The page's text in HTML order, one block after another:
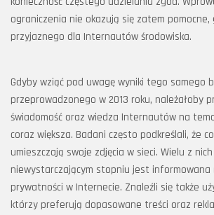
ograniczenia nie okazują się zatem
przyjaznego dla Internautów środowiska.
Gdyby wziąć pod uwagę wyniki tego samego
przeprowadzonego w 2013 roku, należałoby
świadomość oraz wiedza Internautów na
coraz większa. Badani często podkreślali, że
umieszczają swoje zdjęcia w sieci. Wielu z
niewystarczającym stopniu jest
prywatności w Internecie. Znaleźli się także
którzy preferują dopasowane treści oraz